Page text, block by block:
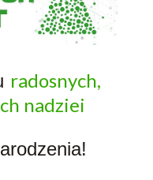
radosnych,
nadziei